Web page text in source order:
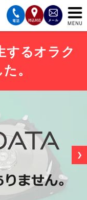
するオラク
。
❯